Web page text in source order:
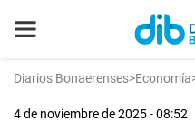
Diarios Bonaerenses>Economía
4 de noviembre de 2025 - 08:52